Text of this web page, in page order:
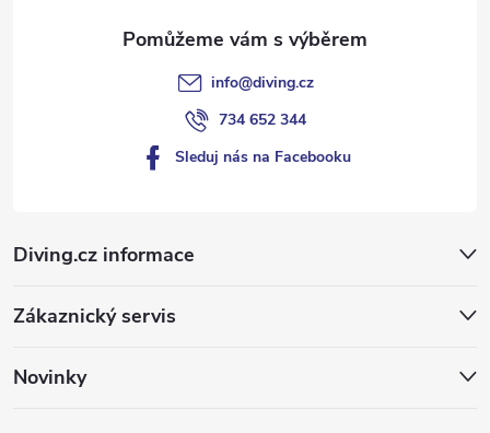
Diving.cz informace
Zákaznický servis
Novinky
info@diving.cz
734 652 344
Sleduj nás na Facebooku